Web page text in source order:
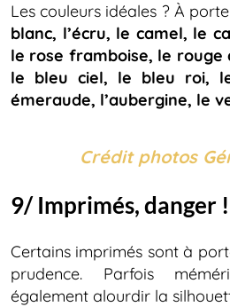
Les couleurs idéales ? À
blanc, l’écru, le camel, le
le rose framboise, le
le bleu ciel, le bleu roi,
émeraude, l’aubergine, le
Crédit photos
9/ Imprimés, danger !
Certains imprimés sont à
prudence. Parfois
également alourdir la